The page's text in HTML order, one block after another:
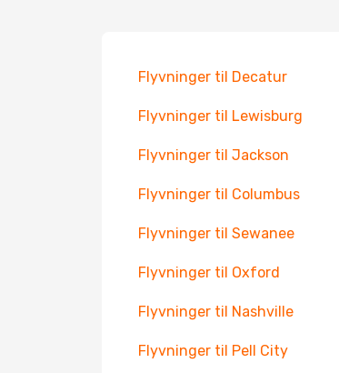
Flyvninger til Decatur
Flyvninger til Lewisburg
Flyvninger til Jackson
Flyvninger til Columbus
Flyvninger til Sewanee
Flyvninger til Oxford
Flyvninger til Nashville
Flyvninger til Pell City